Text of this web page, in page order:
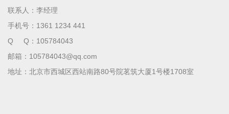
联系人：李经理
手机号：1361 1234 441
Q Q：105784043
邮箱： 105784043@qq.com
地址：北京市西城区西站南路80号院茗筑大厦1号楼1708室